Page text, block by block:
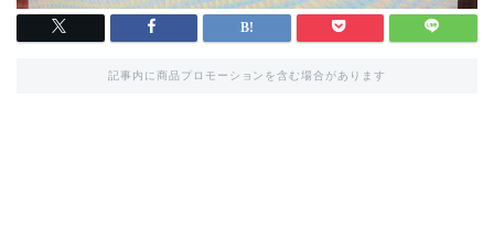
記事内に商品プロモーションを含む場合があります